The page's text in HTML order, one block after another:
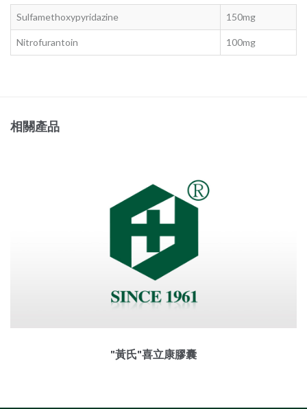
Sulfamethoxypyridazine 150mg
Nitrofurantoin 100mg
相關產品
"黃氏"喜立康膠囊